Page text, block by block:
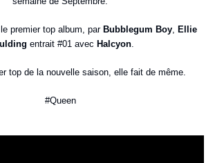
premier top album, par Bubblegum Boy, Ellie
entrait #01 avec Halcyon.
top de la nouvelle saison, elle fait de même.
#Queen